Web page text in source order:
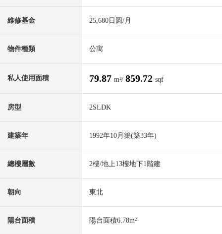
維修基金 25,680日圆/月
物件種類 公寓
私人使用面積 79.87 m²/ 859.72 sqf
房型 2SLDK
建築年 1992年10月築(築33年)
總樓層數 2樓/地上13樓地下1階建
朝向 東北
陽台面積 陽台面積6.78m²